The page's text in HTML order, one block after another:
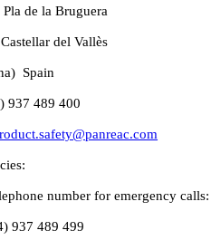
de la Bruguera
del Vallès
Spain
937 489 400
number for emergency
937 489 499